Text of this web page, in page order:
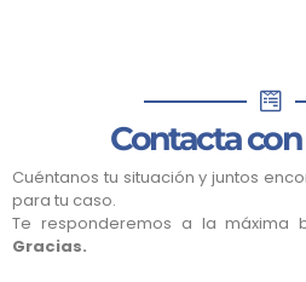
Contacta
Cuéntanos tu situación y juntos
para tu caso.
Te responderemos a la máxima
Gracias.